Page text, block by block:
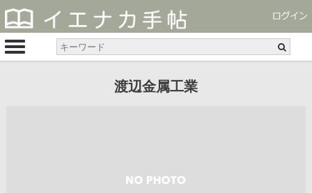
渡辺金属工業